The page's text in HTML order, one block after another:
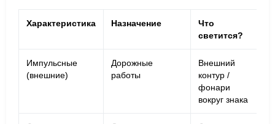
Характеристика Назначение
Что
светится?
Импульсные
(внешние)
Дорожные
работы
Внешний
контур /
фонари
вокруг знака